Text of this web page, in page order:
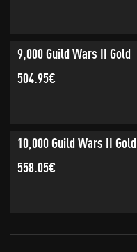
9,000 Guild Wars II Gold
504.95€
10,000 Guild Wars II Gold
558.05€